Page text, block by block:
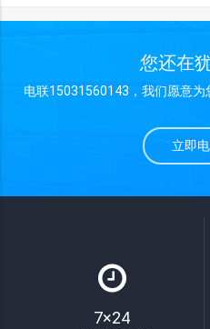
您还在
电联15031560143，我们愿意为
立即
7×24